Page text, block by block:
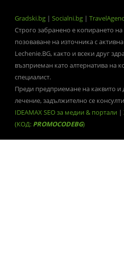
Gradski.bg | Socialni.bg |
Строго забранено е копирането
позоваване на източника с
Lechenie.BG, както и всеки друг
възприеман като алтернатива на
специалист.
Преди предприемане на каквито и
лечение, задължително се
IDEAMAX SEO за медии & портали |
(КОД: PROMOCODEBG)